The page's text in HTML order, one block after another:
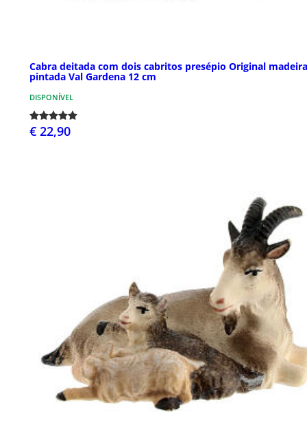
Cabra deitada com dois cabritos presépio Original madeira
pintada Val Gardena 12 cm
DISPONÍVEL
€ 22,90